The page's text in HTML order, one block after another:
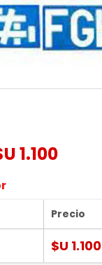
1.100
Precio
$U 1.100